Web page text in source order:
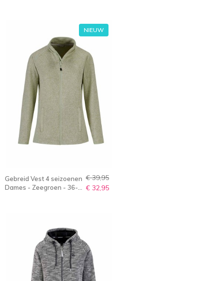
NIEUW
Gebreid Vest 4 seizoenen
Dames - Zeegroen - 36-
€ 39,95
€ 32,95